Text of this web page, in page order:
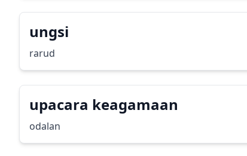
ungsi
rarud
upacara keagamaan
odalan